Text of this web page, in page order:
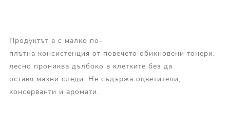
Продуктът е с малко по-
плътна консистенция от повечето обикновени тонери,
лесно прониква дълбоко в клетките без да
оставя мазни следи. Не съдържа оцветители,
консерванти и аромати.